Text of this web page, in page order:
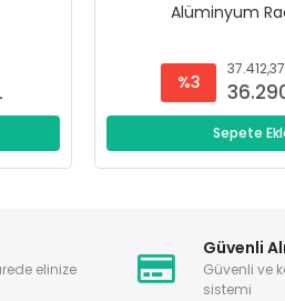
Alüminyum
%3
Sepete
elinize
Güvenli
Güvenli ve
sistemi